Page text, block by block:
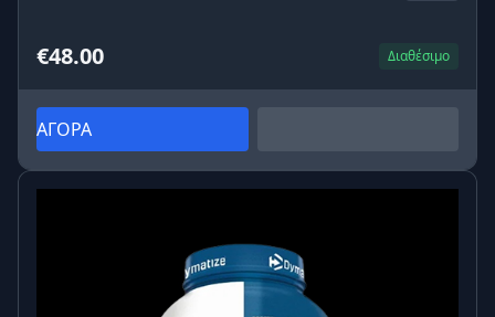
€48.00 Διαθέσιμο
ΑΓΟΡΑ